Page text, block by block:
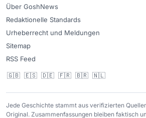
Über GoshNews
Redaktionelle Standards
Urheberrecht und Meldungen
Sitemap
RSS Feed
🇬🇧 🇪🇸 🇩🇪 🇫🇷 🇧🇷 🇳🇱
Jede Geschichte stammt aus verifizierten
Original. Zusammenfassungen bleiben faktisch